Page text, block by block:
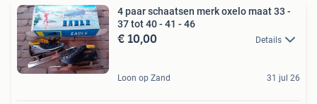
4 paar schaatsen merk oxelo maat 33 -
37 tot 40 - 41 - 46
€ 10,00 Details
Loon op Zand 31 jul 26